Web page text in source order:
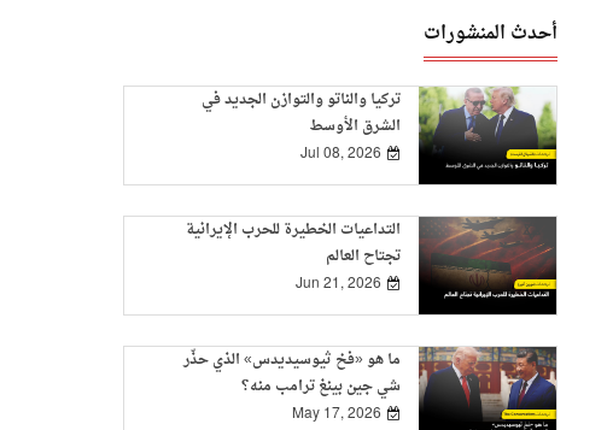
أحدث المنشورات
تركيا والناتو والتوازن الجديد في
الشرق الأوسط
Jul 08, 2026
التداعيات الخطيرة للحرب الإيرانية
تجتاح العالم
Jun 21, 2026
ما هو «فخ ثيوسيديدس» الذي حذّر
شي جين بينغ ترامب منه؟
May 17, 2026